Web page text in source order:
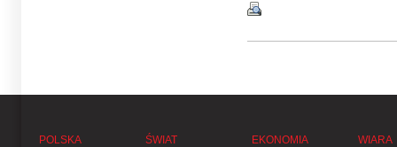
POLSKA
ŚWIAT
EKONOMIA
WIARA